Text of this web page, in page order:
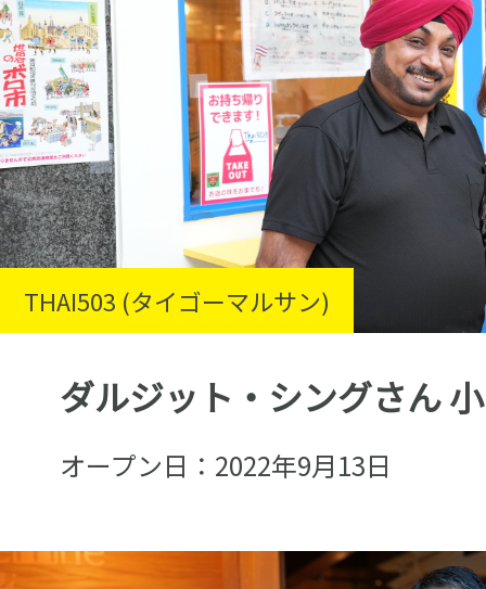
THAI503 (タイゴーマルサン)
ダルジット・シングさん
オープン日：2022年9月13日